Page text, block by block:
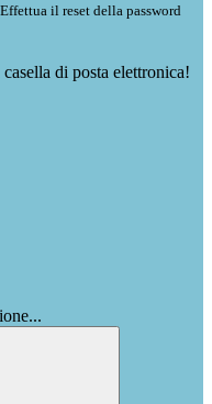
il reset della password
di posta elettronica!